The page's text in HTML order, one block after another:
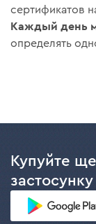
сертификатов
Каждый день
определять
Купуйте
застосунку